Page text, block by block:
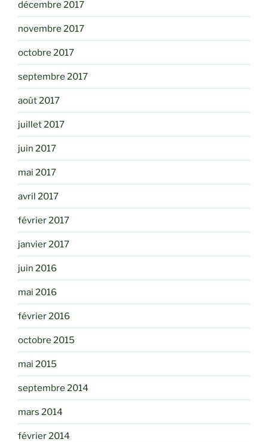
décembre 2017
novembre 2017
octobre 2017
septembre 2017
août 2017
juillet 2017
juin 2017
mai 2017
avril 2017
février 2017
janvier 2017
juin 2016
mai 2016
février 2016
octobre 2015
mai 2015
septembre 2014
mars 2014
février 2014